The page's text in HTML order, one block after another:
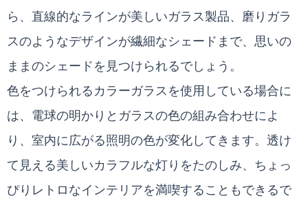
ら、直線的なラインが美しいガラス製品、磨りガラ
スのようなデザインが繊細なシェードまで、思いの
ままのシェードを見つけられるでしょう。
色をつけられるカラーガラスを使用している場合に
は、電球の明かりとガラスの色の組み合わせによ
り、室内に広がる照明の色が変化してきます。透け
て見える美しいカラフルな灯りをたのしみ、ちょっ
ぴりレトロなインテリアを満喫することもできるで